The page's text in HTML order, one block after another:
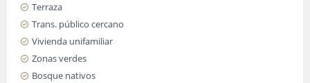
Terraza
Trans. público cercano
Vivienda unifamiliar
Zonas verdes
Bosque nativos